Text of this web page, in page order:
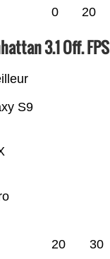
0 20
3.1 Off. FPS
S9
20 30